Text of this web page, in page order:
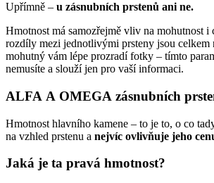
Upřímně – u zásnubních prstenů ani ne.
Hmotnost má samozřejmě vliv na mohutnost i
rozdíly mezi jednotlivými prsteny jsou celkem
mohutný vám lépe prozradí fotky – tímto
nemusíte a slouží jen pro vaší informaci.
ALFA A OMEGA zásnubních
Hmotnost hlavního kamene – to je to, o co
na vzhled prstenu a nejvíc ovlivňuje jeho
Jaká je ta pravá hmotnost?